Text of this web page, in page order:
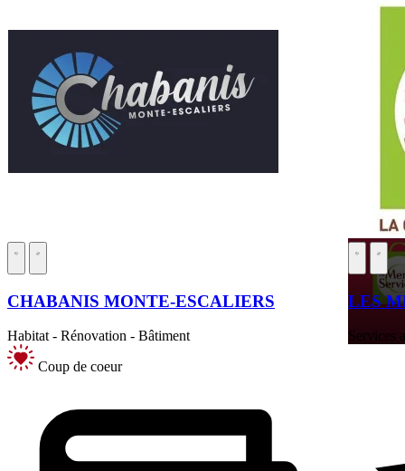
CHABANIS MONTE-ESCALIERS
Habitat - Rénovation - Bâtiment
Coup de coeur
LES
Services